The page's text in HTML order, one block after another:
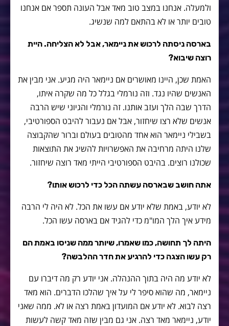
ולמעלה. אנחנו במצב טוב מאד אבל העונה תספר אם אנחנו
טובים יותר או לא בהתאם למה שנשיג.
בארסה ניסתה לרכוש את ניימאר, אבל לא הצליחה. היית
רוצה שיבוא?
האמת שכן, היינו מאושרים אם ניימאר היה מגיע. אני מבין את
האנשים שהיו נגד. וזה נורמלי בגלל כל מה שקרה איתו,
הדרך שבה הלך ועזב אותנו. זה נורמלי והגיוני שיש הרבה
אנשים שלא רצו שיחזור, אבל אם נעבור להיבט הספורטיבי,
בשבילי ניימאר הוא אחד מהטובים בעולם וברור שהקבוצה
שלנו היתה מרחיבה את האפשרויות להשיג את התוצאות
שכולנו רוצים. בהיבט הספורטיבי הייתי מאד רוצה שיחזור.
אתה חושב שבארסה עשתה הכל כדי לרכוש אותו?
לא יודע, באמת שלא יודע אם עשו את הכל. לא היה לי הרבה
מידע איך הלך המו"מ כדי להגיד אם בארסה עשו הכל.
היתה לך תחושה, כמו שאמרו, שיותר ממה שניסו באמת הם
רק עשו הצגה כדי להרגיע את חדר ההלבשה?
לא יודע מה היה בתוך ההנהלה. אני יודע רק מה דיברו עם
ניימאר, מה שהוא סיפר לי על איך שהלכו הדברים. הוא מאד
רצה לבוא. לא יודע אם המועדון באמת רצה או לא. ממה שאני
יודע, ניימאר מאד רצה. אני גם מבין שזה מאד קשה לעשות